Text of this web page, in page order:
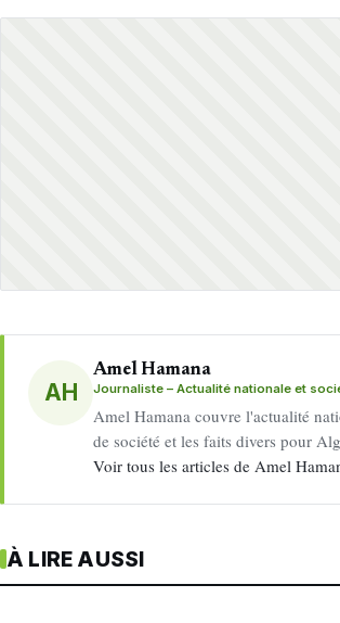
AH
Amel Hamana
Journaliste – Actualité nationale et
Amel Hamana couvre l'actualité
de société et les faits divers pour
Voir tous les articles de Amel
À LIRE AUSSI